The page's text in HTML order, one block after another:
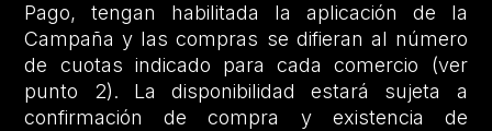
Pago, tengan habilitada la aplicación de la
Campaña y las compras se difieran al número
de cuotas indicado para cada comercio (ver
punto 2). La disponibilidad estará sujeta a
confirmación de compra y existencia de